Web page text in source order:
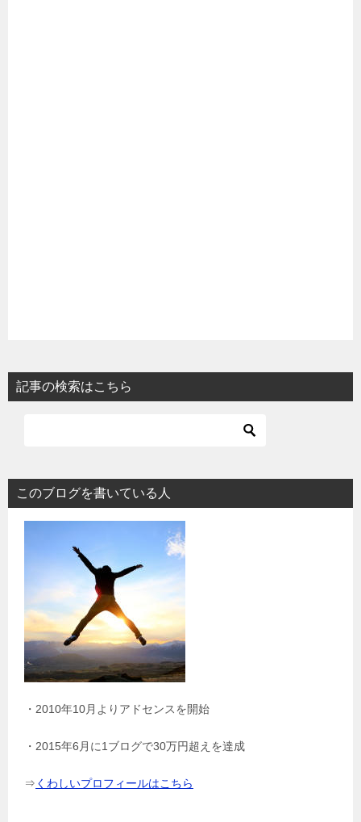
記事の検索はこちら
このブログを書いている人
・2010年10月よりアドセンスを開始
・2015年6月に1ブログで30万円超えを達成
⇒ くわしいプロフィールはこちら